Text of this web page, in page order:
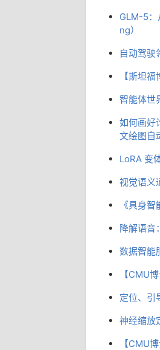
GLM-5
ng）
自动驾驶
【斯坦
智能体世
如何画好
文绘图自
LoRA 变
视觉语义
《具身
降解语音
数据智能
【CMU
定位、引
神经缩放
【CMU